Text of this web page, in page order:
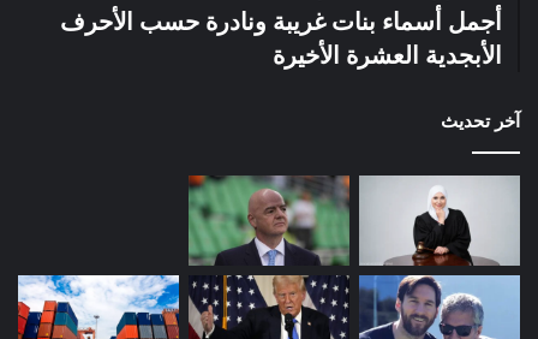
أجمل أسماء بنات غريبة ونادرة حسب الأحرف
الأبجدية العشرة الأخيرة
آخر تحديث